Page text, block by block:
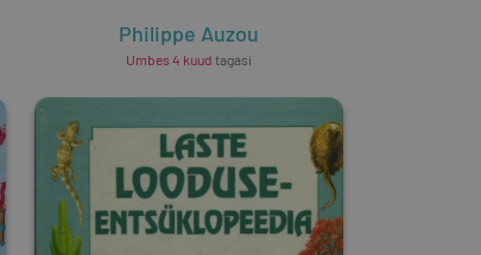
Philippe Auzou
Umbes 4 kuud tagasi